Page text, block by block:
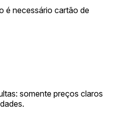
é necessário cartão de
somente preços claros